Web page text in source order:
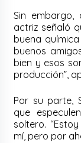
Sin embargo,
actriz señaló
buena
buenos
bien y esos
producción”,
Por su parte,
que
soltero.
mí, pero por